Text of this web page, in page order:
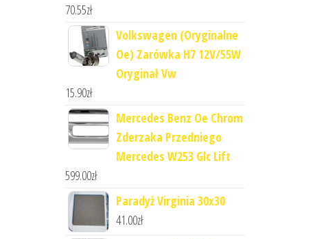
70.55zł
Volkswagen (Oryginalne
Oe) Zarówka H7 12V/55W
Oryginał Vw
15.90zł
Mercedes Benz Oe Chrom
Zderzaka Przedniego
Mercedes W253 Glc Lift
599.00zł
Paradyż Virginia 30x30
41.00zł